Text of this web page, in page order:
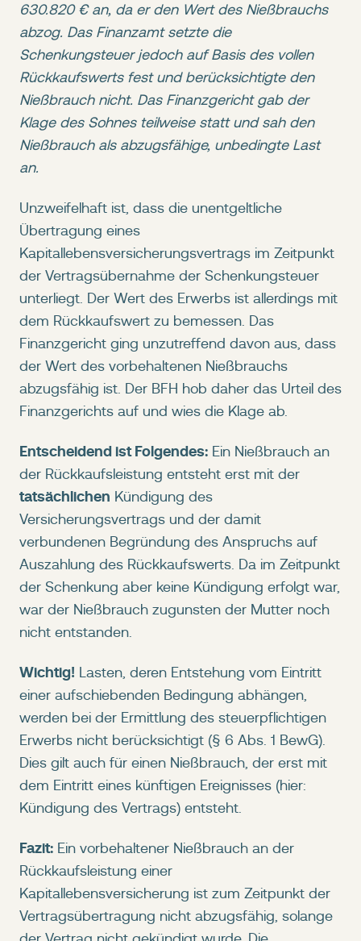
630.820 € an, da er den Wert des Nießbrauchs
abzog. Das Finanzamt setzte die
Schenkungsteuer jedoch auf Basis des vollen
Rückkaufswerts fest und berücksichtigte den
Nießbrauch nicht. Das Finanzgericht gab der
Klage des Sohnes teilweise statt und sah den
Nießbrauch als abzugsfähige, unbedingte Last
an.
Unzweifelhaft ist, dass die unentgeltliche
Übertragung eines
Kapitallebensversicherungsvertrags im Zeitpunkt
der Vertragsübernahme der Schenkungsteuer
unterliegt. Der Wert des Erwerbs ist allerdings mit
dem Rückkaufswert zu bemessen. Das
Finanzgericht ging unzutreffend davon aus, dass
der Wert des vorbehaltenen Nießbrauchs
abzugsfähig ist. Der BFH hob daher das Urteil des
Finanzgerichts auf und wies die Klage ab.
Entscheidend ist Folgendes: Ein Nießbrauch an
der Rückkaufsleistung entsteht erst mit der
tatsächlichen Kündigung des
Versicherungsvertrags und der damit
verbundenen Begründung des Anspruchs auf
Auszahlung des Rückkaufswerts. Da im Zeitpunkt
der Schenkung aber keine Kündigung erfolgt war,
war der Nießbrauch zugunsten der Mutter noch
nicht entstanden.
Wichtig! Lasten, deren Entstehung vom Eintritt
einer aufschiebenden Bedingung abhängen,
werden bei der Ermittlung des steuerpflichtigen
Erwerbs nicht berücksichtigt (§ 6 Abs. 1 BewG).
Dies gilt auch für einen Nießbrauch, der erst mit
dem Eintritt eines künftigen Ereignisses (hier:
Kündigung des Vertrags) entsteht.
Fazit: Ein vorbehaltener Nießbrauch an der
Rückkaufsleistung einer
Kapitallebensversicherung ist zum Zeitpunkt der
Vertragsübertragung nicht abzugsfähig, solange